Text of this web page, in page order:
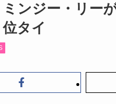
ミンジー・リー
位タイ